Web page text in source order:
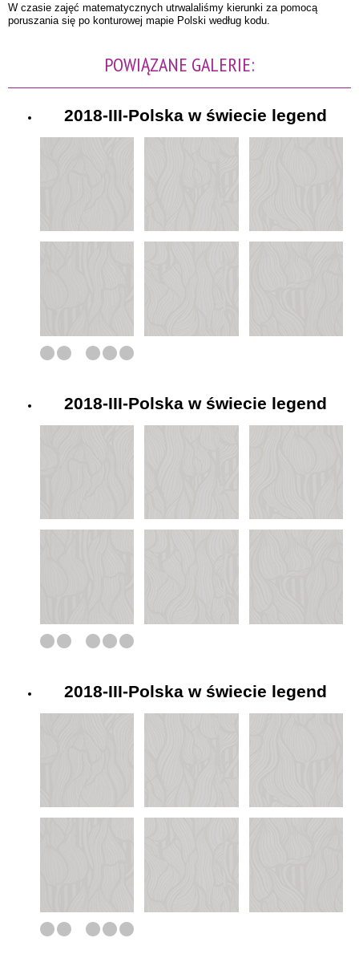
W czasie zajęć matematycznych utrwalaliśmy kierunki za pomocą
poruszania się po konturowej mapie Polski według kodu.
POWIĄZANE GALERIE:
2018-III-Polska w świecie legend
2018-III-Polska w świecie legend
2018-III-Polska w świecie legend